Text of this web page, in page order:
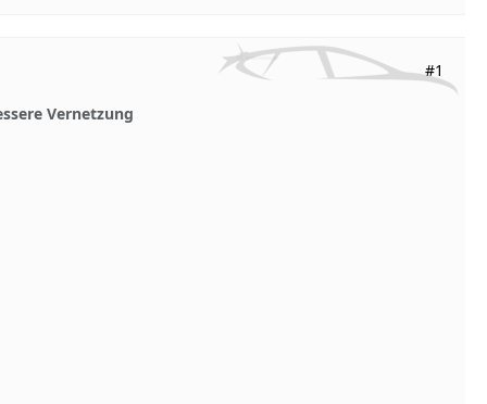
#1
Vernetzung